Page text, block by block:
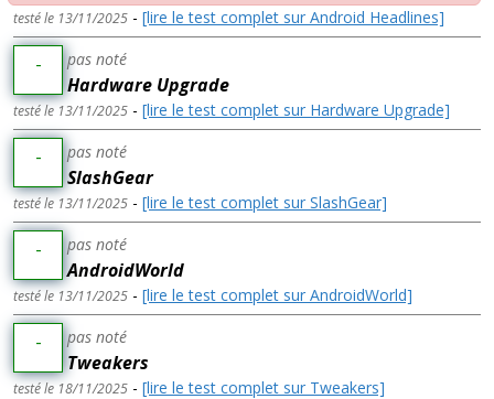
testé le 13/11/2025 - [lire le test complet sur Android Headlines]
- pas noté
Hardware Upgrade
testé le 13/11/2025 - [lire le test complet sur Hardware Upgrade]
- pas noté
SlashGear
testé le 13/11/2025 - [lire le test complet sur SlashGear]
- pas noté
AndroidWorld
testé le 13/11/2025 - [lire le test complet sur AndroidWorld]
- pas noté
Tweakers
testé le 18/11/2025 - [lire le test complet sur Tweakers]